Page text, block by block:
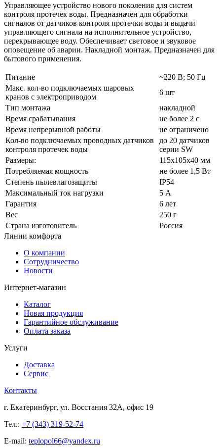
Управляющее устройство нового поколения для систем
контроля протечек воды. Предназначен для обработки
сигналов от датчиков контроля протечки воды и выдачи
управляющего сигнала на исполнительное устройство,
перекрывающее воду. Обеспечивает световое и звуковое
оповещение об аварии. Накладной монтаж. Предназначен для
бытового применения.
Питание
~220 В; 50 Гц
Макс. кол-во подключаемых шаровых
кранов с электроприводом
6 шт
Тип монтажа
накладной
Время срабатывания
не более 2 с
Время непрерывной работы
не ограничено
Кол-во подключаемых проводных датчиков
контроля протечек воды
до 20 датчиков
серии SW
Размеры:
115х105х40 мм
Потребляемая мощность
не более 1,5 Вт
Степень пылевлагозащиты
IP54
Максимальный ток нагрузки
5 А
Гарантия
6 лет
Вес
250 г
Страна изготовитель
Россия
Линии комфорта
О компании
Сотрудничество
Новости
Интернет-магазин
Каталог
Новая продукция
Гарантийное обслуживание
Оплата заказа
Услуги
Доставка
Сервис
Контакты
г. Екатеринбург, ул. Восстания 32А, офис 19
Тел.: +7 (343) 319-52-74
E-mail: teplopol66@yandex.ru